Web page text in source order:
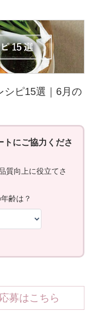
ピ15選｜6月の
募はこちら